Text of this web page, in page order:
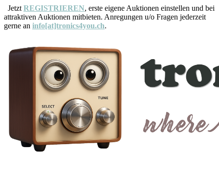
Jetzt REGISTRIEREN, erste eigene Auktionen einstellen und bei
attraktiven Auktionen mitbieten. Anregungen u/o Fragen jederzeit
gerne an info[at]tronics4you.ch.